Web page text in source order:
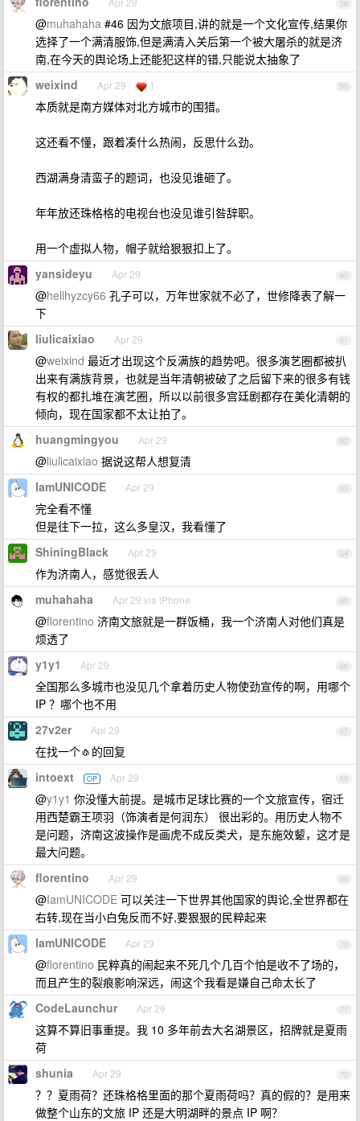
58
@muhahaha #46 因为文旅项目,讲的就是一个文化宣传,结果你
选择了一个满清服饰,但是满清入关后第一个被大屠杀的就是济
南,在今天的舆论场上还能犯这样的错,只能说太抽象了
59
weixind Apr 29 1
本质就是南方媒体对北方城市的围猎。
这还看不懂，跟着凑什么热闹，反思什么劲。
西湖满身清蛮子的题词，也没见谁砸了。
年年放还珠格格的电视台也没见谁引咎辞职。
用一个虚拟人物，帽子就给狠狠扣上了。
60
yansideyu Apr 29
@hellhyzcy66 孔子可以，万年世家就不必了，世修降表了解一
下
61
liulicaixiao Apr 29
@weixind 最近才出现这个反满族的趋势吧。很多演艺圈都被扒
出来有满族背景，也就是当年清朝被破了之后留下来的很多有钱
有权的都扎堆在演艺圈，所以以前很多宫廷剧都存在美化清朝的
倾向，现在国家都不太让拍了。
62
huangmingyou Apr 29
@liulicaixiao 据说这帮人想复清
63
IamUNICODE Apr 29
完全看不懂
但是往下一拉，这么多皇汉，我看懂了
64
ShiningBlack Apr 29
作为济南人，感觉很丢人
65
muhahaha Apr 29 via iPhone
@florentino 济南文旅就是一群饭桶，我一个济南人对他们真是
烦透了
66
y1y1 Apr 29
全国那么多城市也没见几个拿着历史人物使劲宣传的啊，用哪个
IP ？哪个也不用
67
27v2er Apr 29
在找一个🧄的回复
68
intoext OP Apr 29
@y1y1 你没懂大前提。是城市足球比赛的一个文旅宣传，宿迁
用西楚霸王项羽（饰演者是何润东） 很出彩的。用历史人物不
是问题，济南这波操作是画虎不成反类犬，是东施效颦，这才是
最大问题。
69
florentino Apr 29
@IamUNICODE 可以关注一下世界其他国家的舆论,全世界都在
右转,现在当小白兔反而不好,要狠狠的民粹起来
70
IamUNICODE Apr 29
@florentino 民粹真的闹起来不死几个几百个怕是收不了场的，
而且产生的裂痕影响深远，闹这个我看是嫌自己命太长了
71
CodeLaunchur Apr 29
这算不算旧事重提。我 10 多年前去大名湖景区，招牌就是夏雨
荷
72
shunia Apr 29
？？夏雨荷？还珠格格里面的那个夏雨荷吗？真的假的？是用来
做整个山东的文旅 IP 还是大明湖畔的景点 IP 啊？